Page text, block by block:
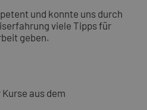
und konnte uns durch
viele Tipps für
geben.
aus dem